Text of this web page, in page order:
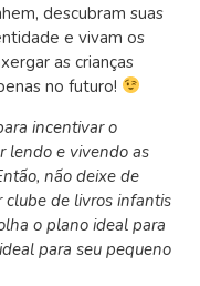
descubram suas
e vivam os
as crianças
no futuro!
incentivar o
lendo e vivendo as
não deixe de
clube de livros infantis
o plano ideal para
para seu pequeno